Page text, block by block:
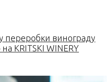
переробки винограду
KRITSKI WINERY